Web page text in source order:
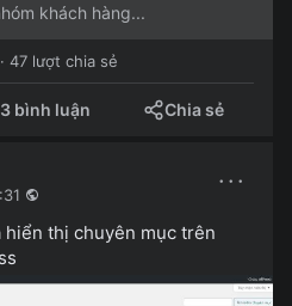
khách hàng...
47 lượt chia sẻ
bình luận Chia sẻ
···
hiển thị chuyên mục trên